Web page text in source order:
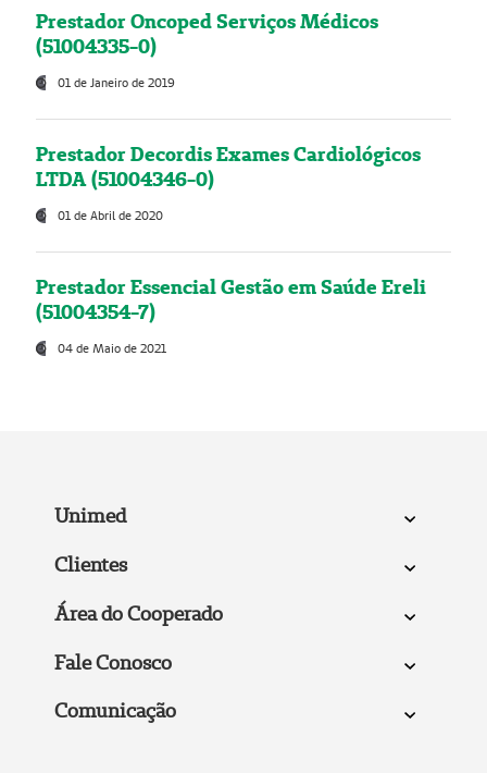
Prestador Oncoped Serviços Médicos
(51004335-0)
01 de Janeiro de 2019
Prestador Decordis Exames Cardiológicos
LTDA (51004346-0)
01 de Abril de 2020
Prestador Essencial Gestão em Saúde Ereli
(51004354-7)
04 de Maio de 2021
Unimed
Clientes
Área do Cooperado
Fale Conosco
Comunicação